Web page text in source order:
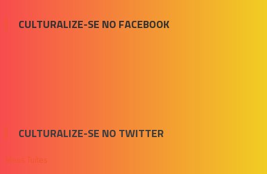
CULTURALIZE-SE NO FACEBOOK
CULTURALIZE-SE NO TWITTER
Meus Tuítes